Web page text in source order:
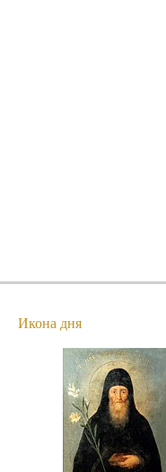
Икона дня